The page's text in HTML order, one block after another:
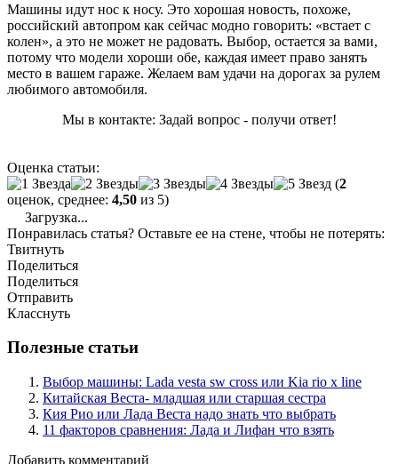
Машины идут нос к носу. Это хорошая новость, похоже,
российский автопром как сейчас модно говорить: «встает с
колен», а это не может не радовать. Выбор, остается за вами,
потому что модели хороши обе, каждая имеет право занять
место в вашем гараже. Желаем вам удачи на дорогах за рулем
любимого автомобиля.
Мы в контакте: Задай вопрос - получи ответ!
Оценка статьи:
(2
оценок, среднее: 4,50 из 5)
Загрузка...
Понравилась статья? Оставьте ее на стене, чтобы не потерять:
Твитнуть
Поделиться
Поделиться
Отправить
Класснуть
Полезные статьи
Выбор машины: Lada vesta sw cross или Kia rio x line
Китайская Веста- младшая или старшая сестра
Кия Рио или Лада Веста надо знать что выбрать
11 факторов сравнения: Лада и Лифан что взять
Добавить комментарий